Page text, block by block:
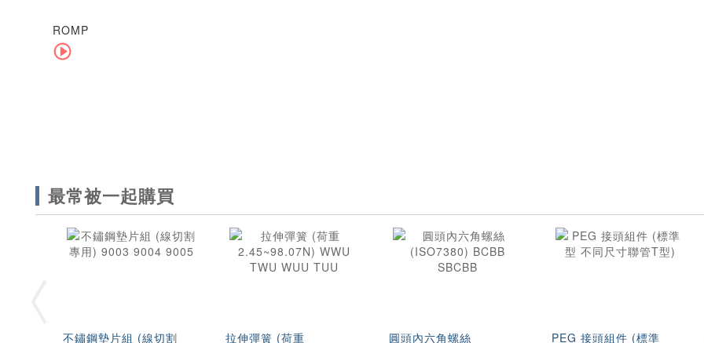
ROMP
最常被一起購買
不鏽鋼墊片組 (線切割 拉伸彈簧 (荷重 圓頭內六角螺絲 PEG 接頭組件 (標準